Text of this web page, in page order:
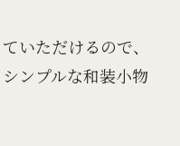
いただけるので、
ンプルな和装小物